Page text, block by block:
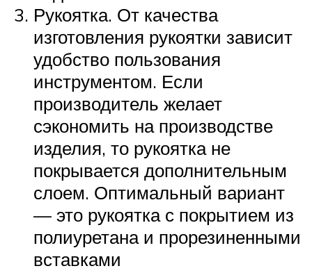
Рукоятка. От качества
изготовления рукоятки зависит
удобство пользования
инструментом. Если
производитель желает
сэкономить на производстве
изделия, то рукоятка не
покрывается дополнительным
слоем. Оптимальный вариант
— это рукоятка с покрытием из
полиуретана и прорезиненными
вставками